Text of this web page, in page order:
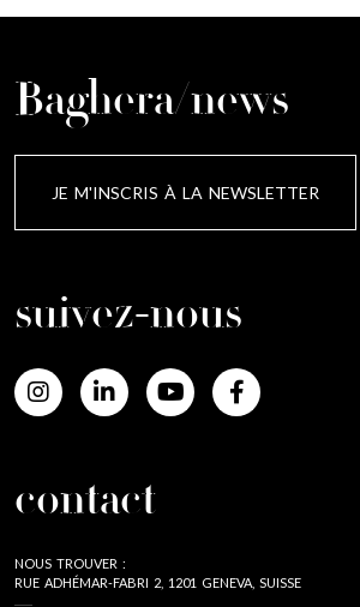
Baghera/news
JE M'INSCRIS À LA NEWSLETTER
suivez-nous
contact
NOUS TROUVER :
RUE ADHÉMAR-FABRI 2, 1201 GENEVA, SUISSE